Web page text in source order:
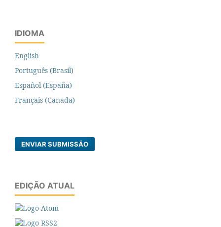
IDIOMA
English
Português (Brasil)
Español (España)
Français (Canada)
ENVIAR SUBMISSÃO
EDIÇÃO ATUAL